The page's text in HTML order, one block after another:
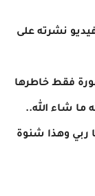
نشرته على
فقط خاطرها
ما شاء الله..
ربي وهذا شنوة